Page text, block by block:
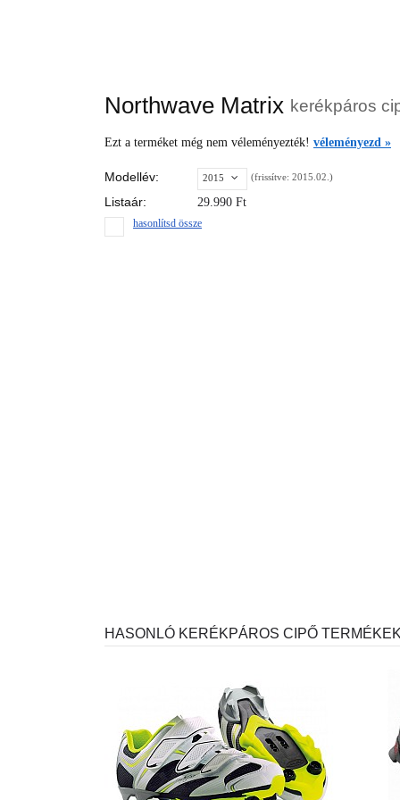
Northwave Matrix kerékpáros
Ezt a terméket még nem véleményezték! véleményezd »
Modellév: 2015 (frissítve: 2015.02.)
Listaár: 29.990 Ft
hasonlítsd össze
HASONLÓ KERÉKPÁROS CIPŐ